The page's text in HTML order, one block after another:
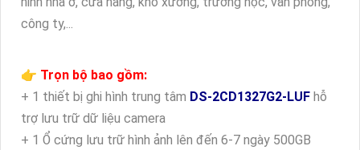
công ty,...
👉 Trọn bộ bao gồm:
+ 1 thiết bị ghi hình trung tâm DS-2CD1327G2-LUF hỗ
trợ lưu trữ dữ liệu camera
+ 1 Ổ cứng lưu trữ hình ảnh lên đến 6-7 ngày 500GB